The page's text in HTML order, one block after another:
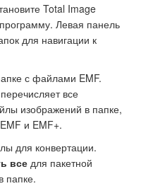
Total Image
Левая панель
для навигации к
с файлами EMF.
все
изображений в папке,
и EMF+.
для конвертации.
все для пакетной
папке.